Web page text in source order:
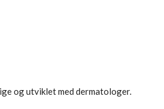
og utviklet med dermatologer.